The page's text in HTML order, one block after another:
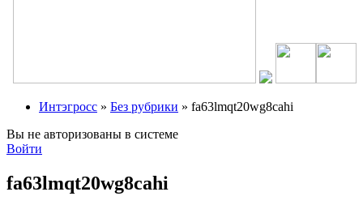
Интэгросс » Без рубрики » fa63lmqt20wg8cahi
Вы не авторизованы в системе
Войти
fa63lmqt20wg8cahi